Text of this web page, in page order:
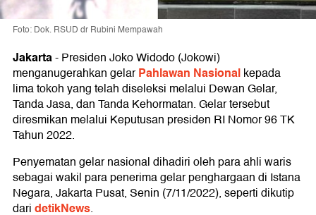
Foto: Dok. RSUD dr Rubini Mempawah
Jakarta-Presiden Joko Widodo (Jokowi)
menganugerahkan gelarPahlawan Nasionalkepada
lima tokoh yang telah diseleksi melalui Dewan Gelar,
Tanda Jasa, dan Tanda Kehormatan. Gelar tersebut
diresmikan melalui Keputusan presiden RI Nomor 96 TK
Tahun 2022.
Penyematan gelar nasional dihadiri oleh para ahli waris
sebagai wakil para penerima gelar penghargaan di Istana
Negara, Jakarta Pusat, Senin (7/11/2022), seperti dikutip
daridetikNews.